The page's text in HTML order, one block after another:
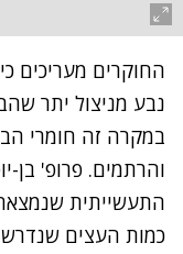
החוקרים מעריכים
נבע מניצול יתר
במקרה זה חומרי
והרתמים. פרופ' בן-
התעשייתית
כמות העצים